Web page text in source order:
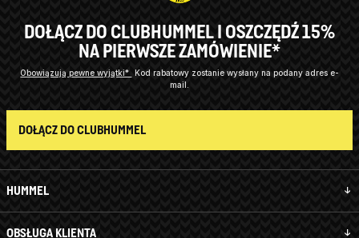
HUMMEL
OBSŁUGA KLIENTA
DOŁĄCZ DO CLUBHUMMEL I OSZCZĘDŹ 15%
NA PIERWSZE ZAMÓWIENIE*
Obowiązują pewne wyjątki* Kod rabatowy zostanie wysłany na podany adres e-
mail.
DOŁĄCZ DO CLUBHUMMEL